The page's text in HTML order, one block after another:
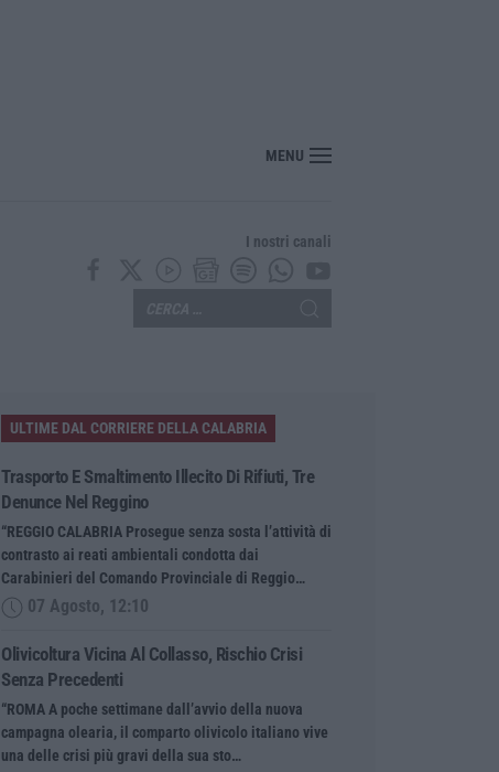
MENU
I nostri canali
ULTIME DAL CORRIERE DELLA CALABRIA
Trasporto E Smaltimento Illecito Di Rifiuti, Tre
Denunce Nel Reggino
“REGGIO CALABRIA Prosegue senza sosta l’attività di
contrasto ai reati ambientali condotta dai
Carabinieri del Comando Provinciale di Reggio…
07 Agosto, 12:10
Olivicoltura Vicina Al Collasso, Rischio Crisi
Senza Precedenti
“ROMA A poche settimane dall’avvio della nuova
campagna olearia, il comparto olivicolo italiano vive
una delle crisi più gravi della sua sto…